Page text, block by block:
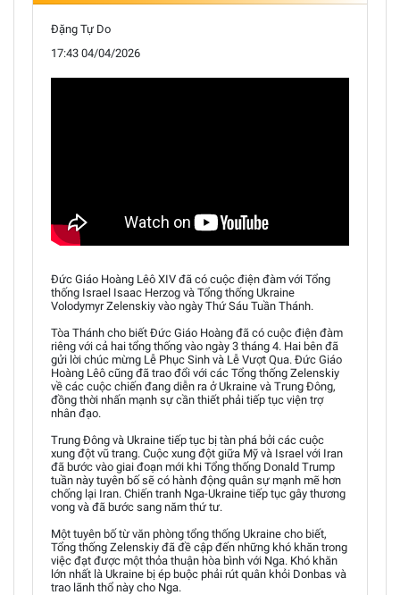
Đặng Tự Do
17:43 04/04/2026
Đức Giáo Hoàng Lêô XIV đã có cuộc điện đàm với Tổng
thống Israel Isaac Herzog và Tổng thống Ukraine
Volodymyr Zelenskiy vào ngày Thứ Sáu Tuần Thánh.
Tòa Thánh cho biết Đức Giáo Hoàng đã có cuộc điện đàm
riêng với cả hai tổng thống vào ngày 3 tháng 4. Hai bên đã
gửi lời chúc mừng Lễ Phục Sinh và Lễ Vượt Qua. Đức Giáo
Hoàng Lêô cũng đã trao đổi với các Tổng thống Zelenskiy
về các cuộc chiến đang diễn ra ở Ukraine và Trung Đông,
đồng thời nhấn mạnh sự cần thiết phải tiếp tục viện trợ
nhân đạo.
Trung Đông và Ukraine tiếp tục bị tàn phá bởi các cuộc
xung đột vũ trang. Cuộc xung đột giữa Mỹ và Israel với Iran
đã bước vào giai đoạn mới khi Tổng thống Donald Trump
tuần này tuyên bố sẽ có hành động quân sự mạnh mẽ hơn
chống lại Iran. Chiến tranh Nga-Ukraine tiếp tục gây thương
vong và đã bước sang năm thứ tư.
Một tuyên bố từ văn phòng tổng thống Ukraine cho biết,
Tổng thống Zelenskiy đã đề cập đến những khó khăn trong
việc đạt được một thỏa thuận hòa bình với Nga. Khó khăn
lớn nhất là Ukraine bị ép buộc phải rút quân khỏi Donbas và
trao lãnh thổ này cho Nga.